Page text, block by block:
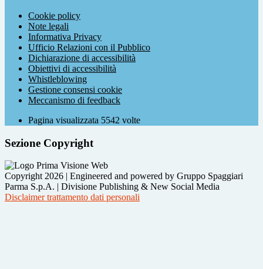
Cookie policy
Note legali
Informativa Privacy
Ufficio Relazioni con il Pubblico
Dichiarazione di accessibilità
Obiettivi di accessibilità
Whistleblowing
Gestione consensi cookie
Meccanismo di feedback
Pagina visualizzata 5542 volte
Sezione Copyright
Copyright 2026 | Engineered and powered by Gruppo Spaggiari
Parma S.p.A. | Divisione Publishing & New Social Media
Disclaimer trattamento dati personali